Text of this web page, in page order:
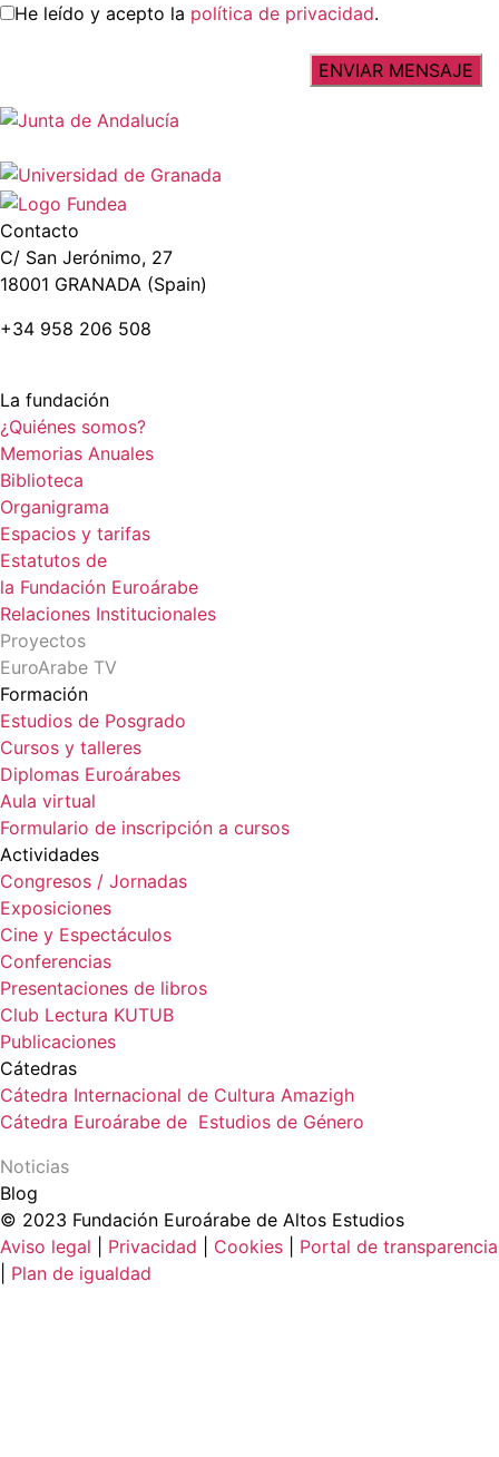
He leído y acepto la política de privacidad.
Contacto
C/ San Jerónimo, 27
18001 GRANADA (Spain)
+34 958 206 508
La fundación
¿Quiénes somos?
Memorias Anuales
Biblioteca
Organigrama
Espacios y tarifas
Estatutos de
la Fundación Euroárabe
Relaciones Institucionales
Proyectos
EuroArabe TV
Formación
Estudios de Posgrado
Cursos y talleres
Diplomas Euroárabes
Aula virtual
Formulario de inscripción a cursos
Actividades
Congresos / Jornadas
Exposiciones
Cine y Espectáculos
Conferencias
Presentaciones de libros
Club Lectura KUTUB
Publicaciones
Cátedras
Cátedra Internacional de Cultura Amazigh
Cátedra Euroárabe de Estudios de Género
Noticias
Blog
© 2023 Fundación Euroárabe de Altos Estudios
Aviso legal
Privacidad Cookies
Portal de transparencia
Plan de igualdad